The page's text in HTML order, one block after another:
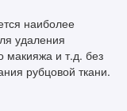
наиболее
удаления
макияжа и т.д. без
рубцовой ткани.